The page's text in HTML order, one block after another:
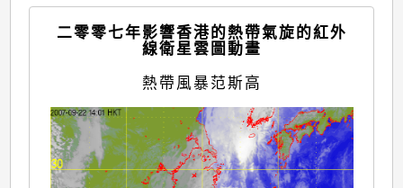
二零零七年影響香港的熱帶氣旋的紅外
線衛星雲圖動畫
熱帶風暴范斯高